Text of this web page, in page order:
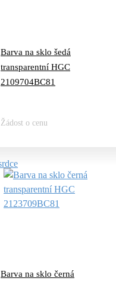
Barva na sklo šedá
transparentní HGC
2109704BC81
Žádost o cenu
Barva na sklo černá